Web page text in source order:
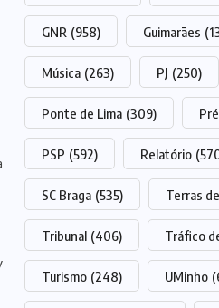
GNR (958) Guimarães
Música (263) PJ (250)
Ponte de Lima (309)
PSP (592) Relatório
SC Braga (535) Terras
Tribunal (406) Tráfico
Turismo (248) UMinho